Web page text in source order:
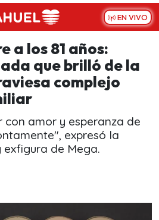
EN VIVO
a los 81 años:
que brilló de la
complejo
con amor y esperanza de
expresó la
de Mega.